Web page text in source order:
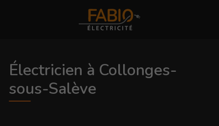
Électricien à Collonges-
sous-Salève